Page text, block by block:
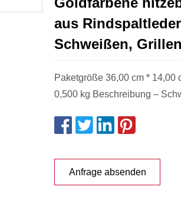
aus
Schweißen,
Paketgröße 36,00 cm * 14,00
0,500 kg Beschreibung –
Anfrage absenden